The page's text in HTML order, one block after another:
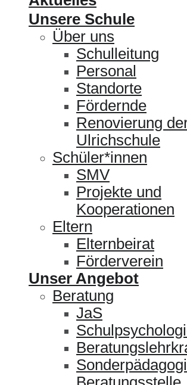
Unsere Schule
Über uns
Schulleitung
Personal
Standorte
Fördernde
Renovierung
Ulrichschule
Schüler*innen
SMV
Projekte und
Kooperationen
Eltern
Elternbeirat
Förderverein
Unser Angebot
Beratung
JaS